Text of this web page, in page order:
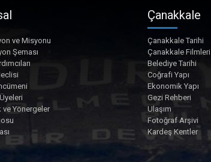
ve Misyonu
Şeması
ve Yönergeler
Çanakkale
Çanakkale Tarihi
Çanakkale Filmleri
Belediye Tarihi
Coğrafi Yapı
Ekonomik Yapı
Gezi Rehberi
Ulaşım
Fotoğraf Arşivi
Kardeş Kentler